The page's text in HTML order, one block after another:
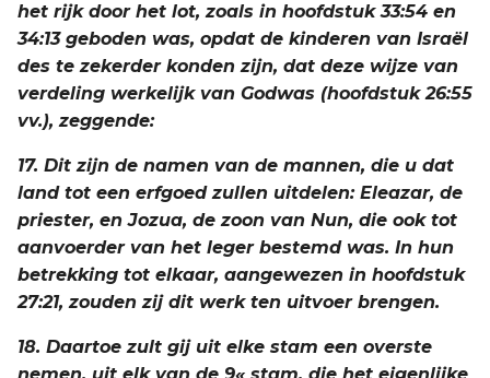
het rijk door het lot, zoals in hoofdstuk 33:54 en
34:13 geboden was, opdat de kinderen van Israël
des te zekerder konden zijn, dat deze wijze van
verdeling werkelijk van Godwas (hoofdstuk 26:55
vv.), zeggende:
17. Dit zijn de namen van de mannen, die u dat
land tot een erfgoed zullen uitdelen: Eleazar, de
priester, en Jozua, de zoon van Nun, die ook tot
aanvoerder van het leger bestemd was. In hun
betrekking tot elkaar, aangewezen in hoofdstuk
27:21, zouden zij dit werk ten uitvoer brengen.
18. Daartoe zult gij uit elke stam een overste